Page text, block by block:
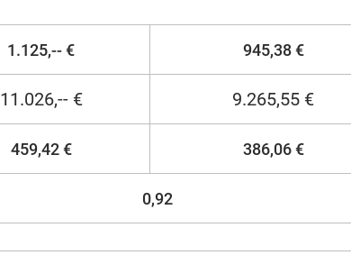
1.125,-- € 945,38 €
11.026,-- € 9.265,55 €
459,42 € 386,06 €
0,92